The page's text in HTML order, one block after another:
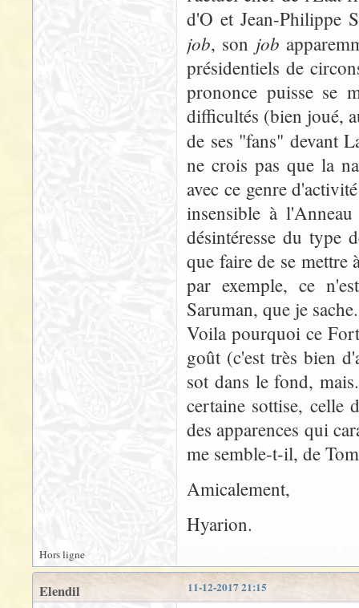
d'O et Jean-Philippe
job, son job
présidentiels de
prononce puisse se
difficultés (bien joué,
de ses "fans" devant
ne crois pas que la
avec ce genre
insensible à
désintéresse du type
que faire de se mettre
par exemple, ce
Saruman, que je
Voila pourquoi ce
goût (c'est très bien
sot dans le fond,
certaine sottise, celle
des apparences qui
me semble-t-il, de
Amicalement,
Hyarion.
Hors ligne
11-12-2017 21:15
Elendil